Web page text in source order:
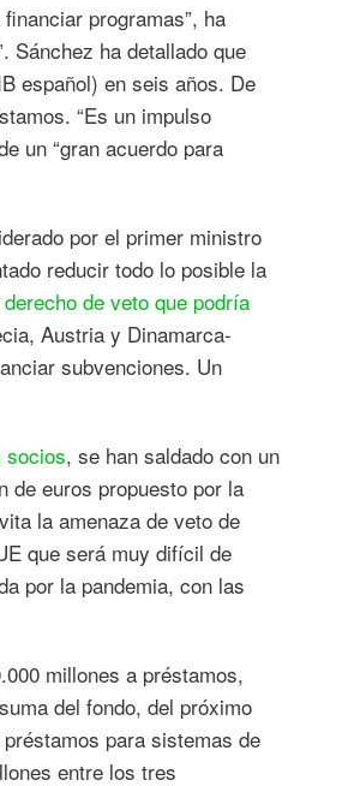
programas”, ha
Sánchez ha detallado que
español) en seis años. De
“Es un impulso
un “gran acuerdo para
por el primer ministro
reducir todo lo posible la
de veto que podría
Austria y Dinamarca-
subvenciones. Un
socios, se han saldado con un
de euros propuesto por la
la amenaza de veto de
que será muy difícil de
por la pandemia, con las
millones a préstamos,
del fondo, del próximo
para sistemas de
entre los tres